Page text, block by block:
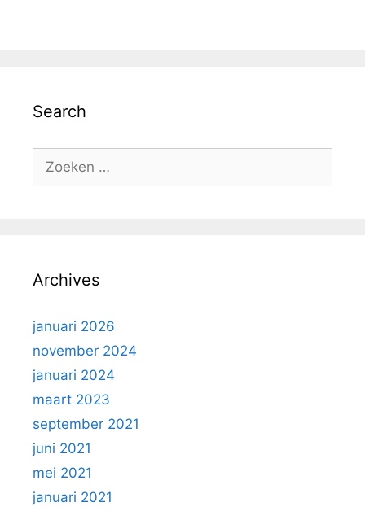
Search
naar:
Archives
januari 2026
november 2024
januari 2024
maart 2023
september 2021
juni 2021
mei 2021
januari 2021